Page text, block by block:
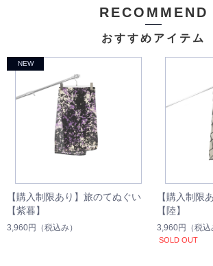
RECOMMEND
おすすめアイテム
【購入制限あり】旅のてぬぐい
【紫暮】
3,960円 （税込み）
【購入制限
【陸】
3,960円 （税込
SOLD OUT